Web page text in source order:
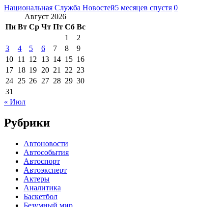
Национальная Служба Новостей5 месяцев спустя 0
Август 2026
Пн Вт Ср Чт Пт Сб Вс
1
2
3
4 5 6 7 8
9
10 11 12 13 14 15 16
17 18 19 20 21 22 23
24 25 26 27 28 29 30
31
« Июл
Рубрики
Автоновости
Автособытия
Автоспорт
Автоэксперт
Актеры
Аналитика
Баскетбол
Безумный мир